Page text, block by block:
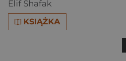
Elif Shafak
KSIĄŻKA